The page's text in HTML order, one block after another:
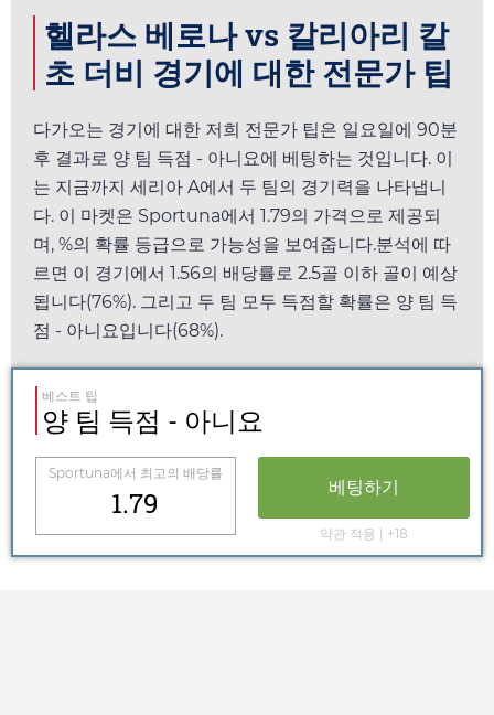
헬라스 베로나 vs 칼리아리 칼
초 더비 경기에 대한 전문가 팁
다가오는 경기에 대한 저희 전문가 팁은 일요일에 90분
후 결과로 양 팀 득점 - 아니요에 베팅하는 것입니다. 이
는 지금까지 세리아 A에서 두 팀의 경기력을 나타냅니
다. 이 마켓은 Sportuna에서 1.79의 가격으로 제공되
며, %의 확률 등급으로 가능성을 보여줍니다.분석에 따
르면 이 경기에서 1.56의 배당률로 2.5골 이하 골이 예상
됩니다(76%). 그리고 두 팀 모두 득점할 확률은 양 팀 득
점 - 아니요입니다(68%).
베스트 팁
양 팀 득점 - 아니요
Sportuna에서 최고의 배당률
1.79 베팅하기
약관 적용 | +18